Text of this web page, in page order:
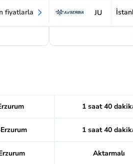
fiyatlarla JU
1 saat 40
Erzurum 1 saat 40
Aktarmalı